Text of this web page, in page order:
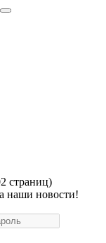
страниц)
наши новости!